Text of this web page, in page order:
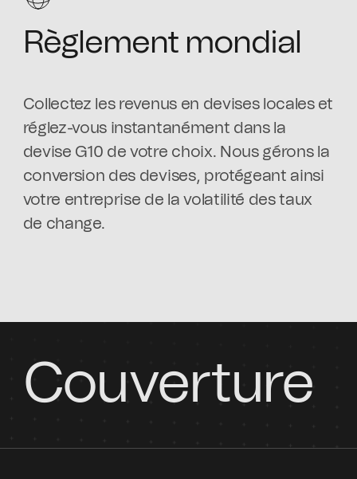
Règlement mondial
Collectez les revenus en devises locales et
réglez-vous instantanément dans la
devise G10 de votre choix. Nous gérons la
conversion des devises, protégeant ainsi
votre entreprise de la volatilité des taux
de change.
Couverture